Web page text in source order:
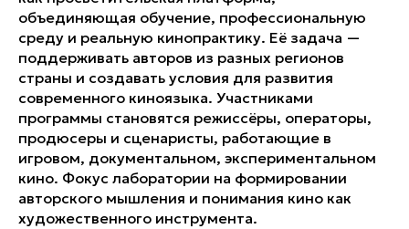
объединяющая обучение, профессиональную
среду и реальную кинопрактику. Её задача —
поддерживать авторов из разных регионов
страны и создавать условия для развития
современного киноязыка. Участниками
программы становятся режиссёры, операторы,
продюсеры и сценаристы, работающие в
игровом, документальном, экспериментальном
кино. Фокус лаборатории на формировании
авторского мышления и понимания кино как
художественного инструмента.